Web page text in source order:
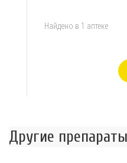
Найдено в 1 аптеке
Другие